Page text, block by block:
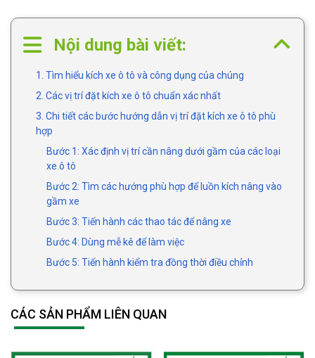
Nội dung bài viết:
1. Tìm hiểu kích xe ô tô và công dụng của chúng
2. Các vị trí đặt kích xe ô tô chuẩn xác nhất
3. Chi tiết các bước hướng dẫn vị trí đặt kích xe ô tô phù
hợp
Bước 1: Xác định vị trí cần nâng dưới gầm của các loại
xe ô tô
Bước 2: Tìm các hướng phù hợp để luồn kích nâng vào
gầm xe
Bước 3: Tiến hành các thao tác để nâng xe
Bước 4: Dùng mễ kê để làm việc
Bước 5: Tiến hành kiểm tra đồng thời điều chỉnh
CÁC SẢN PHẨM LIÊN QUAN